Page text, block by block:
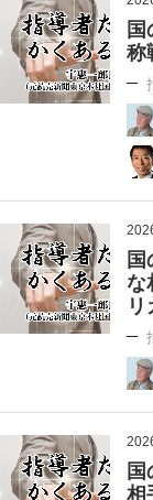
称
な
相